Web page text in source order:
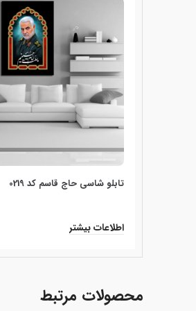
تابلو شاسی حاج قاسم کد 0219
اطلاعات بیشتر
محصولات مرتبط